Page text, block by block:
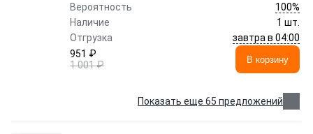
Вероятность
100%
Наличие
1 шт.
Отгрузка
завтра в 04:00
951 ₽
1 001 ₽
В корзину
Показать еще 65 предложений